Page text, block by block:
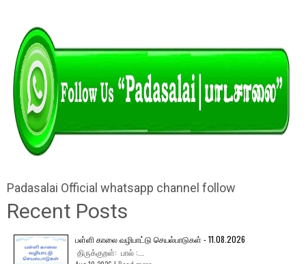
Padasalai Official whatsapp channel follow
Recent Posts
பள்ளி காலை வழிபாட்டு செயல்பாடுகள் - 11.08.2026
திருக்குறள்: பால் :...